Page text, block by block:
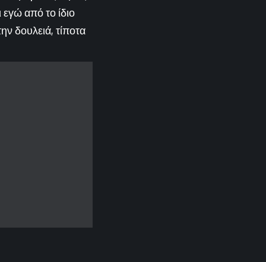
εγώ από το ίδιο
δουλειά, τίποτα